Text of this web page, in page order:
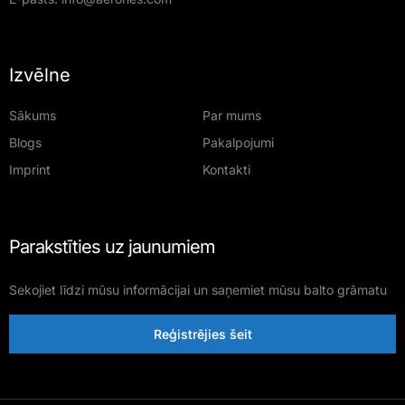
Izvēlne
Sākums
Par mums
Blogs
Pakalpojumi
Imprint
Kontakti
Parakstīties uz jaunumiem
Sekojiet līdzi mūsu informācijai un saņemiet mūsu balto grāmatu
Reģistrējies šeit